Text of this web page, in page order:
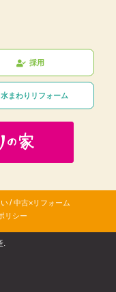
買の分析をして、当社の
が指定された他の方の宛
を遵守し、お客様のプラ
とを規約などで義務づけ
下のいずれかに該当す
提供いたしません。
ために特に必要がある
である場合
より当該事務の遂行に支
採用
水まわりリフォーム
/ 中古×リフォーム
リシー
.